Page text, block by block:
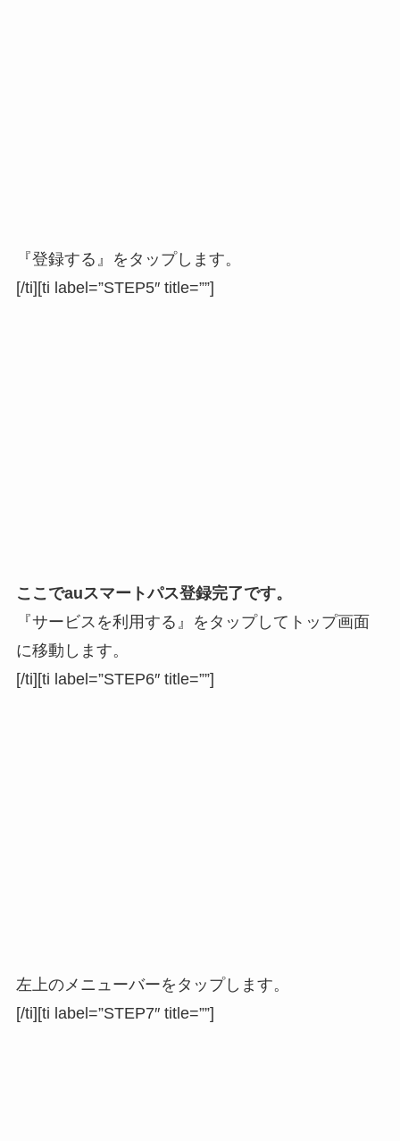
『登録する』をタップします。
[/ti][ti label=”STEP5″ title=””]
ここでauスマートパス登録完了です。
『サービスを利用する』をタップしてトップ画面
に移動します。
[/ti][ti label=”STEP6″ title=””]
左上のメニューバーをタップします。
[/ti][ti label=”STEP7″ title=””]